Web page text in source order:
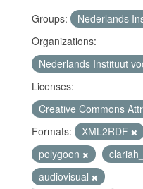
Groups:
Nederlands
Organizations:
Nederlands Instituut
Licenses:
Creative Commons
Formats:
XML2RDF
polygoon
audiovisual